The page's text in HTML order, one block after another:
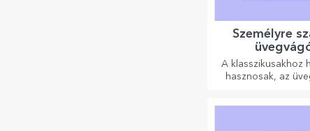
Személyre
A klasszikusakhoz
hasznosak, az